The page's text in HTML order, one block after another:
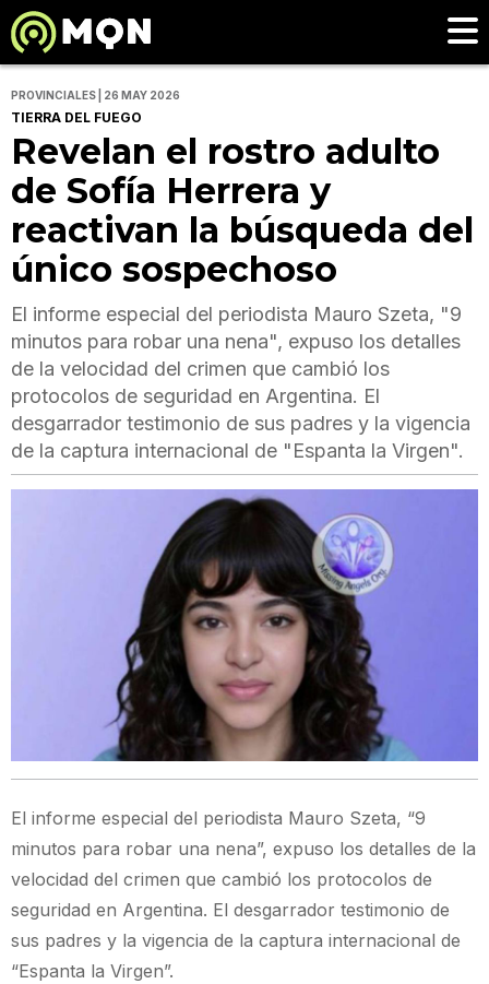
PROVINCIALES | 26 MAY 2026
TIERRA DEL FUEGO
Revelan el rostro adulto
de Sofía Herrera y
reactivan la búsqueda del
único sospechoso
El informe especial del periodista Mauro Szeta, "9
minutos para robar una nena", expuso los detalles
de la velocidad del crimen que cambió los
protocolos de seguridad en Argentina. El
desgarrador testimonio de sus padres y la vigencia
de la captura internacional de "Espanta la Virgen".
El informe especial del periodista Mauro Szeta, “9
minutos para robar una nena”, expuso los detalles de la
velocidad del crimen que cambió los protocolos de
seguridad en Argentina. El desgarrador testimonio de
sus padres y la vigencia de la captura internacional de
“Espanta la Virgen”.